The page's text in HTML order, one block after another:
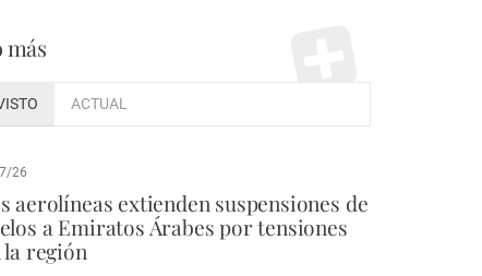
más
ACTUAL
26
aerolíneas extienden suspensiones de
a Emiratos Árabes por tensiones
la región